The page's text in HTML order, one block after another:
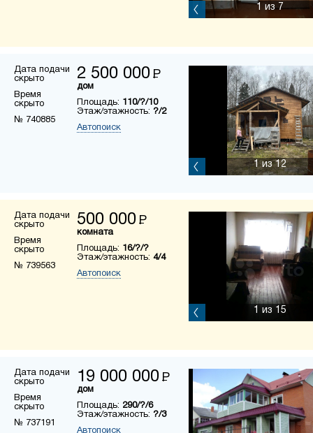
1 из 7
Дата подачи
скрыто
Время
скрыто
№ 740885
2 500 000 Р
дом
Площадь: 110/?/10
Этаж/этажность: ?/2
Автопоиск
1из 12
Дата подачи
скрыто
Время
скрыто
№ 739563
500 000 Р
комната
Площадь: 16/?/?
Этаж/этажность: 4/4
Автопоиск
1 из 15
Дата подачи
скрыто
Время
скрыто
№ 737191
19 000 000 Р
дом
Площадь: 290/?/6
Этаж/этажность: ?/3
Автопоиск